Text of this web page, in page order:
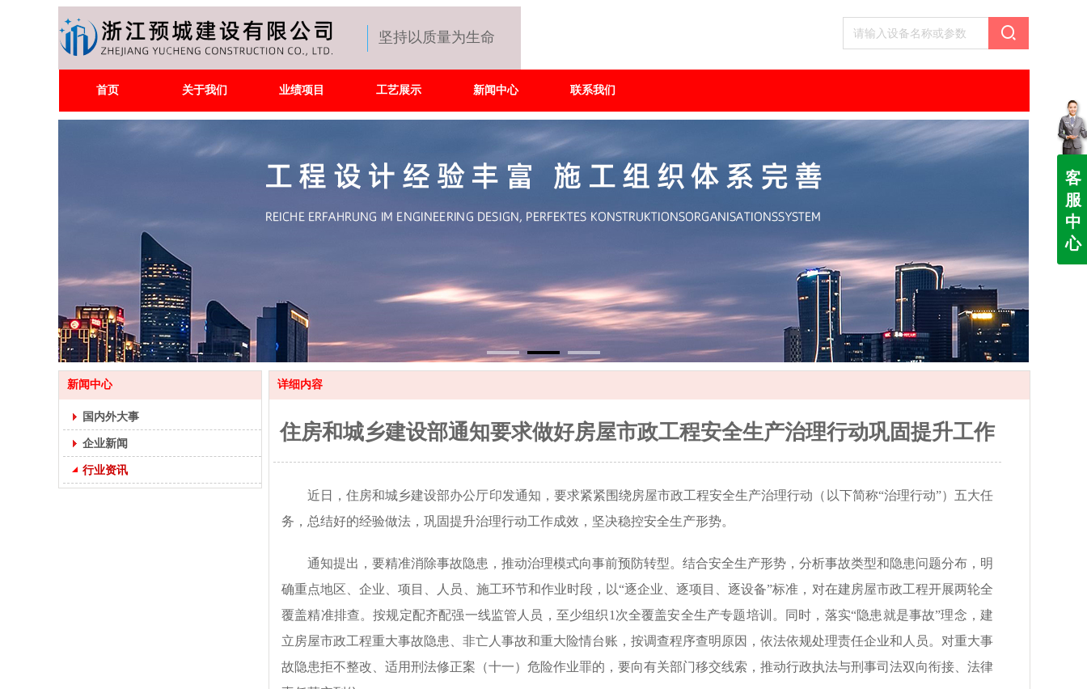
坚持以质量为生命
首页 关于我们 业绩项目 工艺展示 新闻中心 联系我们
新闻中心
国内外大事
企业新闻
行业资讯
详细内容
住房和城乡建设部通知要求做好房屋市政工程安全生产治理行动巩固提升工作
近日，住房和城乡建设部办公厅印发通知，要求紧紧围绕房屋市政工程安全生产治理行动（以下简称“治理行动”）五大任
务，总结好的经验做法，巩固提升治理行动工作成效，坚决稳控安全生产形势。
通知提出，要精准消除事故隐患，推动治理模式向事前预防转型。结合安全生产形势，分析事故类型和隐患问题分布，明
确重点地区、企业、项目、人员、施工环节和作业时段，以“逐企业、逐项目、逐设备”标准，对在建房屋市政工程开展两轮全
覆盖精准排查。按规定配齐配强一线监管人员，至少组织1次全覆盖安全生产专题培训。同时，落实“隐患就是事故”理念，建
立房屋市政工程重大事故隐患、非亡人事故和重大险情台账，按调查程序查明原因，依法依规处理责任企业和人员。对重大事
故隐患拒不整改、适用刑法修正案（十一）危险作业罪的，要向有关部门移交线索，推动行政执法与刑事司法双向衔接、法律
客
服
中
心